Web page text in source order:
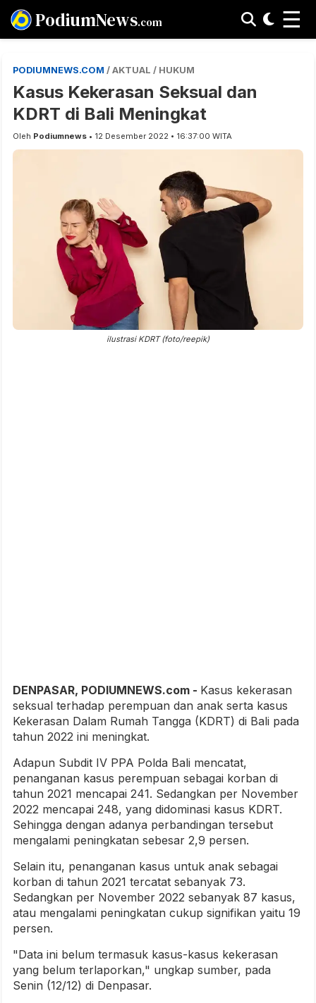
PodiumNews.com ☰
PODIUMNEWS.COM / AKTUAL / HUKUM
Kasus Kekerasan Seksual dan
KDRT di Bali Meningkat
Oleh Podiumnews • 12 Desember 2022 • 16:37:00 WITA
ilustrasi KDRT (foto/reepik)
DENPASAR, PODIUMNEWS.com - Kasus kekerasan
seksual terhadap perempuan dan anak serta kasus
Kekerasan Dalam Rumah Tangga (KDRT) di Bali pada
tahun 2022 ini meningkat.
Adapun Subdit IV PPA Polda Bali mencatat,
penanganan kasus perempuan sebagai korban di
tahun 2021 mencapai 241. Sedangkan per November
2022 mencapai 248, yang didominasi kasus KDRT.
Sehingga dengan adanya perbandingan tersebut
mengalami peningkatan sebesar 2,9 persen.
Selain itu, penanganan kasus untuk anak sebagai
korban di tahun 2021 tercatat sebanyak 73.
Sedangkan per November 2022 sebanyak 87 kasus,
atau mengalami peningkatan cukup signifikan yaitu 19
persen.
"Data ini belum termasuk kasus-kasus kekerasan
yang belum terlaporkan," ungkap sumber, pada
Senin (12/12) di Denpasar.